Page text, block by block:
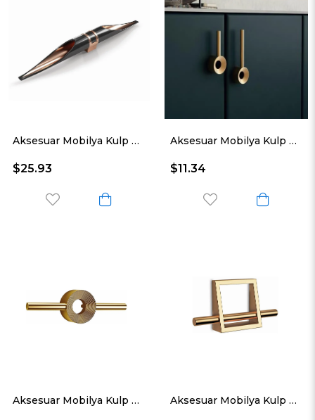
Aksesuar Mobilya Kulp Siyah Bakır
$25.93
Aksesuar Mobilya Kulp Parlak Altın Sd
$11.34
Aksesuar Mobilya Kulp Parlak Altın Sy Aksesuar Mobilya Kulp Parlak Altın Kç